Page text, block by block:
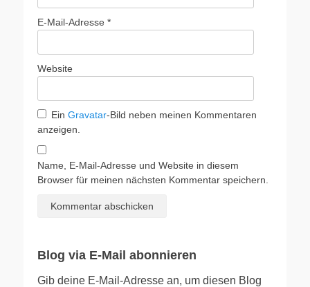
E-Mail-Adresse *
Website
EinGravatar-Bild neben meinen Kommentaren
anzeigen.
Name, E-Mail-Adresse und Website in diesem
Browser für meinen nächsten Kommentar speichern.
Blog via E-Mail abonnieren
Gib deine E-Mail-Adresse an, um diesen Blog